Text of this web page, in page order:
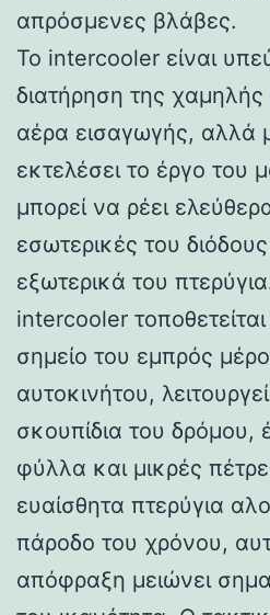
απρόσμενες βλάβες.
Το intercooler είναι
διατήρηση της
αέρα εισαγωγής, αλλά
εκτελέσει το έργο του
μπορεί να ρέει
εσωτερικές του
εξωτερικά του
intercooler
σημείο του εμπρός
αυτοκινήτου,
σκουπίδια του δρόμου,
φύλλα και μικρές
ευαίσθητα πτερύγια
πάροδο του χρόνου,
απόφραξη μειώνει